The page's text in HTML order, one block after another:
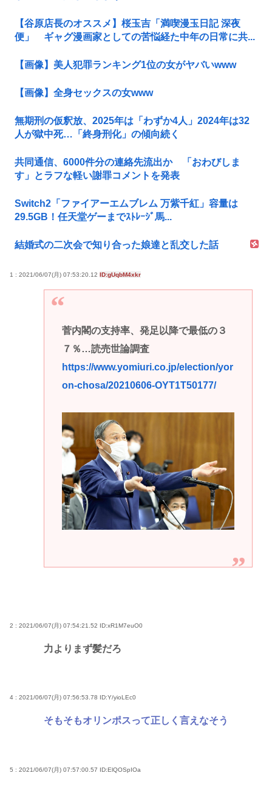
【谷原店長のオススメ】桜玉吉「満喫漫玉日記 深夜
便」 ギャグ漫画家としての苦悩経た中年の日常に共...
【画像】美人犯罪ランキング1位の女がヤバいwww
【画像】全身セックスの女www
無期刑の仮釈放、2025年は「わずか4人」2024年は32
人が獄中死…「終身刑化」の傾向続く
共同通信、6000件分の連絡先流出か 「おわびしま
す」とラフな軽い謝罪コメントを発表
Switch2「ファイアーエムブレム 万紫千紅」容量は
29.5GB！任天堂ゲーまでｽﾄﾚｰｼﾞ馬...
結婚式の二次会で知り合った娘達と乱交した話
1 : 2021/06/07(月) 07:53:20.12 ID:gUqbM4xkr
菅内閣の支持率、発足以降で最低の３
７％…読売世論調査
https://www.yomiuri.co.jp/election/yor
on-chosa/20210606-OYT1T50177/
2 : 2021/06/07(月) 07:54:21.52 ID:xR1M7euO0
力よりまず髪だろ
4 : 2021/06/07(月) 07:56:53.78 ID:Y/yioLEc0
そもそもオリンポスって正しく言えなそう
5 : 2021/06/07(月) 07:57:00.57 ID:ElQOSpIOa